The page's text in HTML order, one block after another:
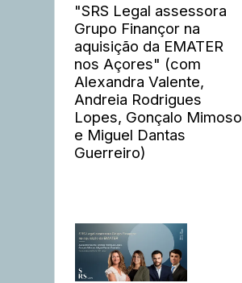
"SRS Legal assessora
Grupo Finançor na
aquisição da EMATER
nos Açores" (com
Alexandra Valente,
Andreia Rodrigues
Lopes, Gonçalo Mimoso
e Miguel Dantas
Guerreiro)